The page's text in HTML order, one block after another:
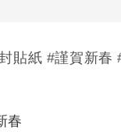
貼紙 #謹賀新春
春